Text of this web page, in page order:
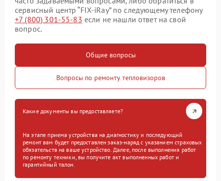
сервисный центр “FIX-iRay” по следующему телефону
+7 (800) 301-55-83 если не нашли ответ на свой
вопрос.
Общие вопросы
Вопросы по ремонту тепловизоров
Какие документы вы предоставляете?
На этапе приема устройства на диагностику и последующий
ремонт вам будет предоставлен заказ-наряд с указанием страховых
обязательств на ваше устройство. Далее, после выполнения работ
по ремонту техники, вы получите акт выполненных работ и
гарантийный талон.